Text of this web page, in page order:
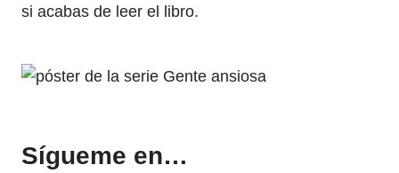
si acabas de leer el libro.
Sígueme en…